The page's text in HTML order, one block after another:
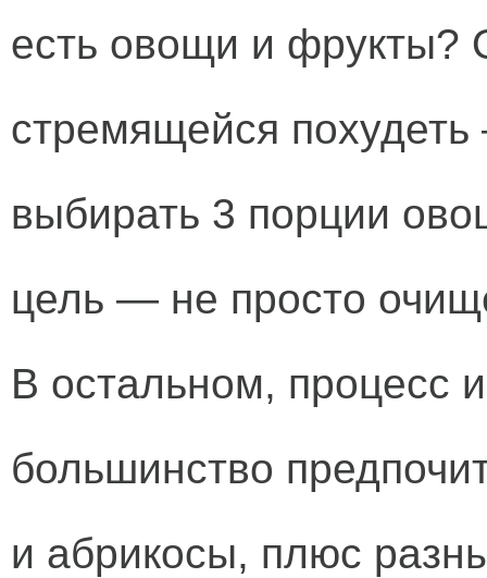
есть овощи и
стремящейся
выбирать 3 порции
цель — не просто
В остальном, процесс
большинство
и абрикосы, плюс